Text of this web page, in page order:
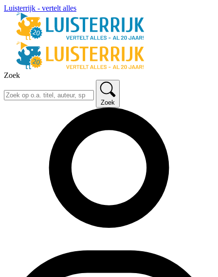
Luisterrijk - vertelt alles
Zoek
Zoek